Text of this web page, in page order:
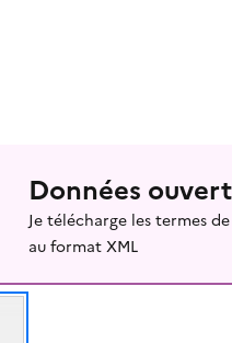
Données
Je télécharge les termes
au format XML